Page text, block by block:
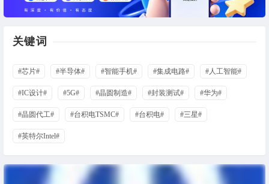
关键词
#芯片# #半导体# #智能手机# #集成电路# #人工智能#
#IC设计# #5G# #晶圆制造# #封装测试# #华为#
#晶圆代工# #台积电TSMC# #台积电# #三星#
#英特尔Intel#